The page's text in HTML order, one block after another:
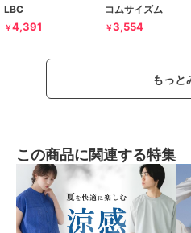
LBC
￥4,391
コムサイズム
￥3,554
もっと
この商品に関連する特集